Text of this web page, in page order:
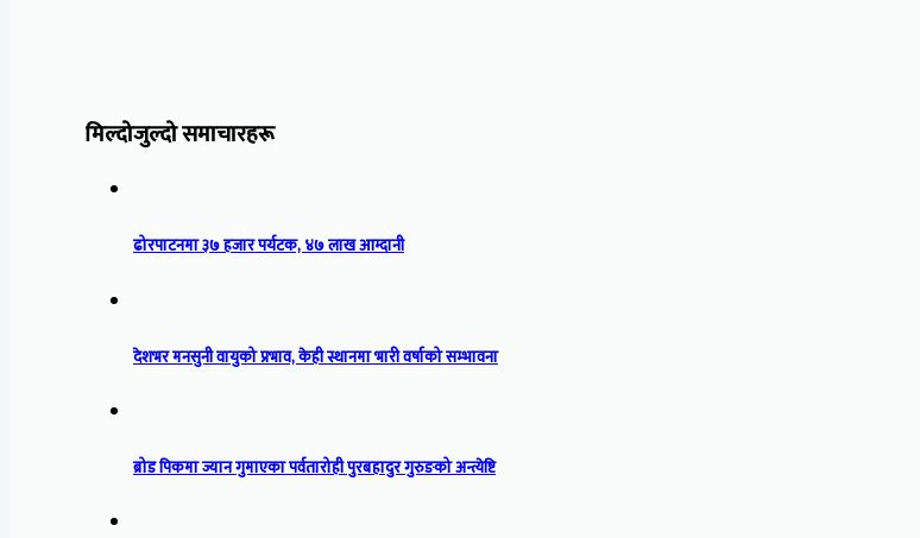
मिल्दोजुल्दो समाचारहरू
ढोरपाटनमा ३७ हजार पर्यटक, ४७ लाख आम्दानी
देशभर मनसुनी वायुको प्रभाव, केही स्थानमा भारी वर्षाको सम्भावना
ब्रोड पिकमा ज्यान गुमाएका पर्वतारोही पुरबहादुर गुरुङको अन्त्येष्टि